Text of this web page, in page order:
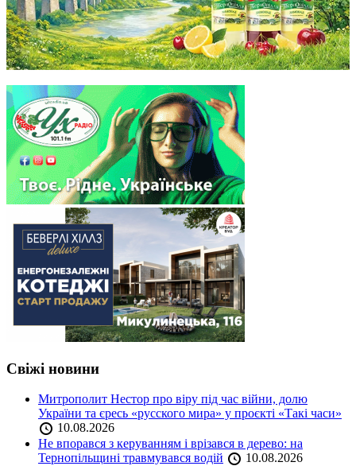
Свіжі новини
Митрополит Нестор про віру під час війни, долю
України та єресь «русского мира» у проєкті «Такі часи»
10.08.2026
Не впорався з керуванням і врізався в дерево: на
Тернопільщині травмувався водій
10.08.2026